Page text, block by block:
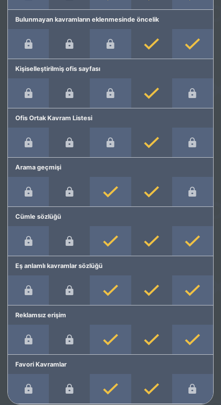
Bulunmayan kavramların eklenmesinde öncelik
Kişiselleştirilmiş ofis sayfası
Ofis Ortak Kavram Listesi
Arama geçmişi
Cümle sözlüğü
Eş anlamlı kavramlar sözlüğü
Reklamsız erişim
Favori Kavramlar